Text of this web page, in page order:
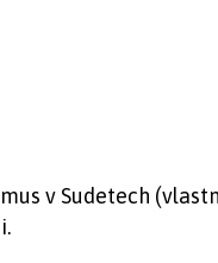
v Sudetech